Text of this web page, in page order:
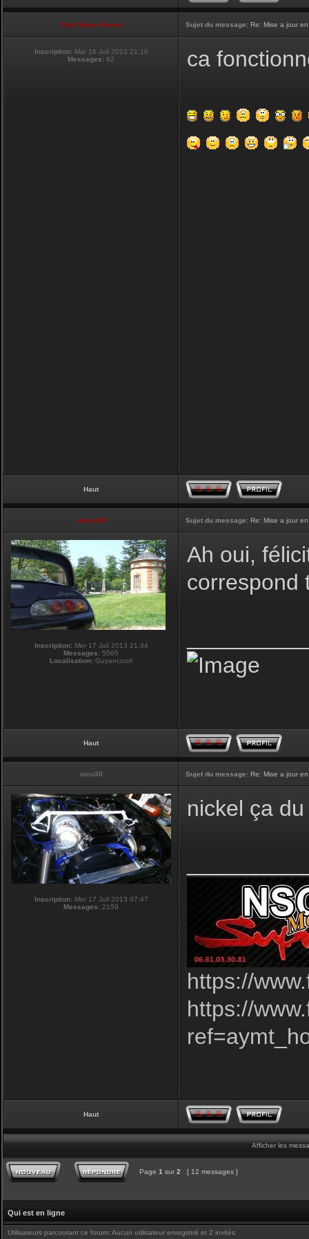
Club Supra France Sujet du message: Re: Mise a jour
Inscription: Mar 16 Juil 2013 21:16
Messages: 82 ca
Haut
vmax330 Sujet du message: Re: Mise a jour
Inscription:Mer 17 Juil 2013 21:44
Messages: 5565
Localisation: Guyancourt
Ah oui,
correspond
Haut
nico30 Sujet du message: Re: Mise a jour
Inscription:Mer 17 Juil 2013 07:47
Messages: 2159
nickel ça
https://
https://
Haut
Afficher les
Page 1 sur 2 [ 12 messages ]
Qui est en ligne
Utilisateurs parcourant ce forum: Aucun utilisateur enregistré et 2 invités